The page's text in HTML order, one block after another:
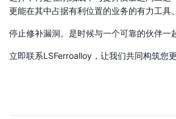
更能在其中占据有利位置的业务的有力工具。
停止修补漏洞。是时候与一个可靠的伙伴一
立即联系LSFerroalloy，让我们共同构筑您